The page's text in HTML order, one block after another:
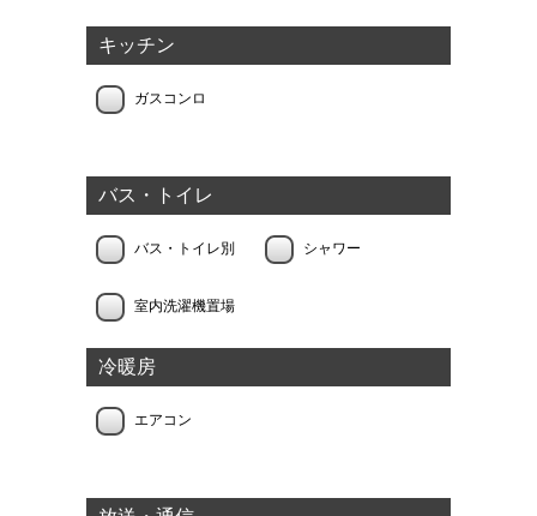
キッチン
ガスコンロ
バス・トイレ
バス・トイレ別 シャワー
室内洗濯機置場
冷暖房
エアコン